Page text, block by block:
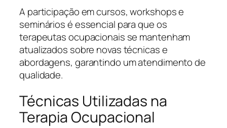
A participação em cursos, workshops e
seminários é essencial para que os
terapeutas ocupacionais se mantenham
atualizados sobre novas técnicas e
abordagens, garantindo um atendimento de
qualidade.
Técnicas Utilizadas na
Terapia Ocupacional